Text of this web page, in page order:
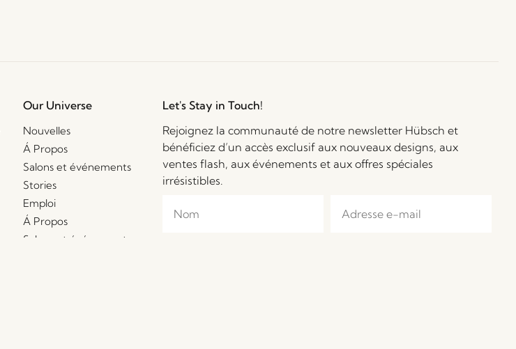
Our Universe
Nouvelles
Á Propos
Salons et événements
Stories
Emploi
Á Propos
Salons et événements
Let's Stay in Touch!
Rejoignez la communauté de notre newsletter Hübsch et
bénéficiez d’un accès exclusif aux nouveaux designs, aux
ventes flash, aux événements et aux offres spéciales
irrésistibles.